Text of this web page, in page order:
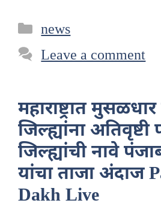
Categories
news
Leave a comment
महाराष्ट्रात
जिल्ह्यांना अतिवृष्टी
जिल्ह्यांची नावे
यांचा ताजा अंदाज
Dakh Live